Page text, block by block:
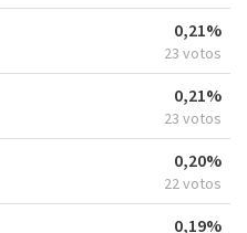
0,21%
23 votos
0,21%
23 votos
0,20%
22 votos
0,19%